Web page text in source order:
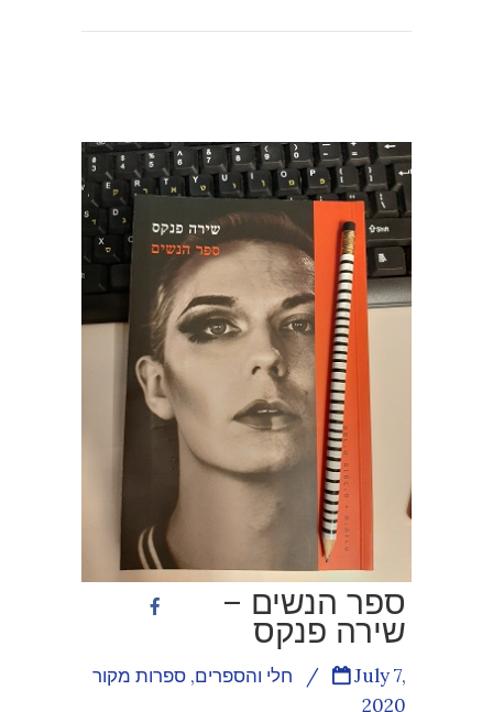
ספר הנשים –
שירה פנקס
חלי והספרים, ספרות מקור /
July 7,
2020